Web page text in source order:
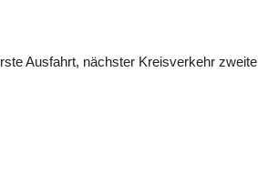
Ausfahrt, nächster Kreisverkehr zweite